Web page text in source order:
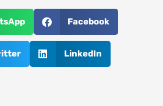
Facebook
LinkedIn